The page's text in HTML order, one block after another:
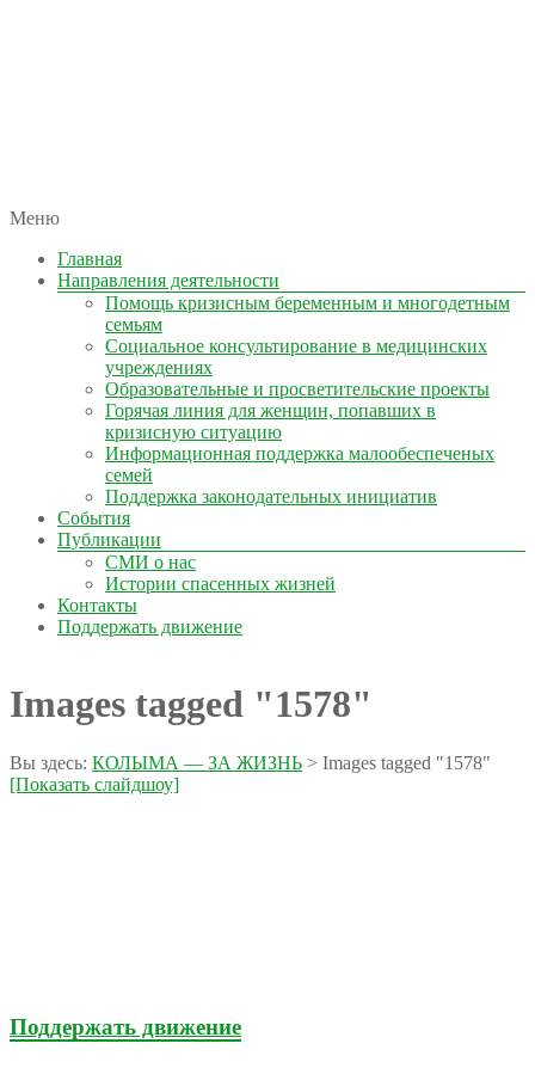
КОЛЫМА — ЗА ЖИЗНЬ
автономная некоммерческая организация
Меню
Главная
Направления деятельности
Помощь кризисным беременным и многодетным
семьям
Социальное консультирование в медицинских
учреждениях
Образовательные и просветительские проекты
Горячая линия для женщин, попавших в
кризисную ситуацию
Информационная поддержка малообеспеченых
семей
Поддержка законодательных инициатив
События
Публикации
СМИ о нас
Истории спасенных жизней
Контакты
Поддержать движение
Images tagged "1578"
Вы здесь: КОЛЫМА — ЗА ЖИЗНЬ > Images tagged "1578"
[Показать слайдшоу]
Поддержать движение